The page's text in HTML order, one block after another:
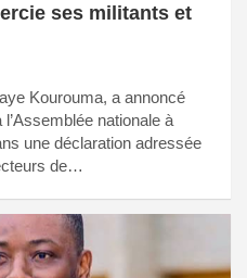
ses militants et
Kourouma, a annoncé
nationale à
une déclaration adressée
de…